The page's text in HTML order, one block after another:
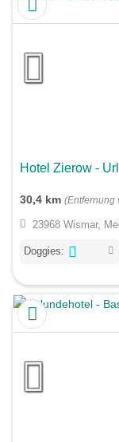
Hotel Zierow -
30,4 km (Entfernung
23968 Wismar,
Doggies: